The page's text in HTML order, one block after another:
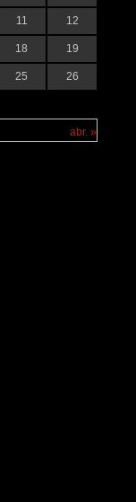
abr. »
11 12
18 19
25 26